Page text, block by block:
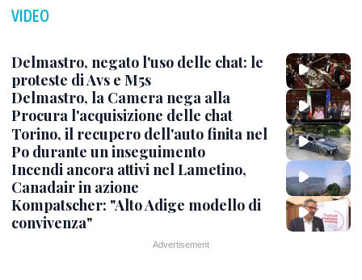
VIDEO
Delmastro, negato l'uso delle chat: le
proteste di Avs e M5s
Delmastro, la Camera nega alla
Procura l'acquisizione delle chat
Torino, il recupero dell'auto finita nel
Po durante un inseguimento
Incendi ancora attivi nel Lametino,
Canadair in azione
Kompatscher: "Alto Adige modello di
convivenza"